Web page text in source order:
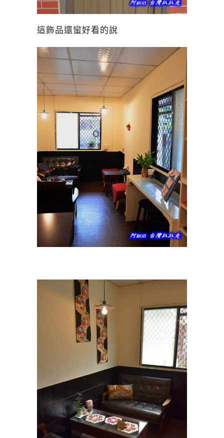
這飾品還蠻好看的說